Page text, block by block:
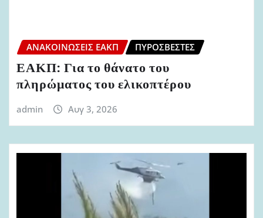
ΑΝΑΚΟΙΝΏΣΕΙΣ ΕΑΚΠ ΠΥΡΟΣΒΈΣΤΕΣ
ΕΑΚΠ: Για το θάνατο του
πληρώματος του ελικοπτέρου
admin Αυγ 3, 2026